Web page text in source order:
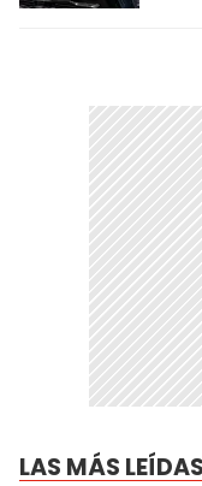
LAS MÁS LEÍDAS